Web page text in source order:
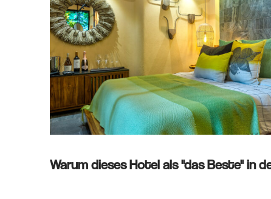
Warum dieses Hotel als "das Beste" in